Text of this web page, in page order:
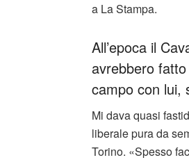
a La Stampa.
All’epoca il
avrebbero
campo con lui,
Mi dava quasi
liberale pura da
Torino. «Spesso